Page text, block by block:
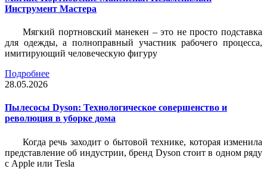
Инструмент Мастера
Мягкий портновский манекен – это не просто подставка
для одежды, а полноправный участник рабочего процесса,
имитирующий человеческую фигуру
Подробнее
28.05.2026
Пылесосы Dyson: Технологическое совершенство и
революция в уборке дома
Когда речь заходит о бытовой технике, которая изменила
представление об индустрии, бренд Dyson стоит в одном ряду
с Apple или Tesla